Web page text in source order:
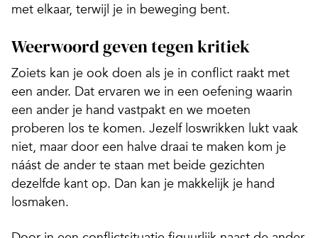
met elkaar, terwijl je in beweging bent.
Weerwoord geven tegen kritiek
Zoiets kan je ook doen als je in conflict raakt met
een ander. Dat ervaren we in een oefening waarin
een ander je hand vastpakt en we moeten
proberen los te komen. Jezelf loswrikken lukt vaak
niet, maar door een halve draai te maken kom je
náást de ander te staan met beide gezichten
dezelfde kant op. Dan kan je makkelijk je hand
losmaken.